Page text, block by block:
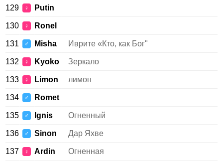
129 ♀ Putin
130 ♀ Ronel
131 ♂ Misha Иврите «Кто, как Бог"
132 ♀ Kyoko Зеркало
133 ♀ Limon лимон
134 ♂ Romet
135 ♂ Ignis Огненный
136 ♂ Sinon Дар Яхве
137 ♀ Ardin Огненная